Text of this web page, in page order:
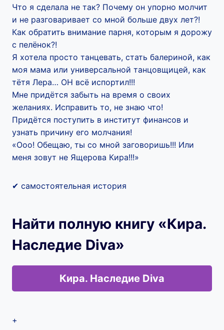
Что я сделала не так? Почему он упорно молчит
и не разговаривает со мной больше двух лет?!
Как обратить внимание парня, которым я дорожу
с пелёнок?!
Я хотела просто танцевать, стать балериной, как
моя мама или универсальной танцовщицей, как
тётя Лера… ОН всё испортил!!!
Мне придётся забыть на время о своих
желаниях. Исправить то, не знаю что!
Придётся поступить в институт финансов и
узнать причину его молчания!
«Ооо! Обещаю, ты со мной заговоришь!!! Или
меня зовут не Ящерова Кира!!!»
✔ самостоятельная история
Найти полную книгу «Кира.
Наследие Diva»
Кира. Наследие Diva
+